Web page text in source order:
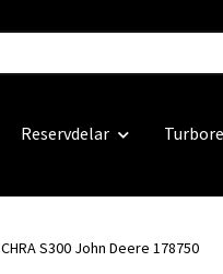
Reservdelar
CHRA S300 John Deere 178750